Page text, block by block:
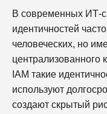
В современных ИТ-
идентичностей
человеческих, но
централизованного
IAM такие
используют
создают скрытый